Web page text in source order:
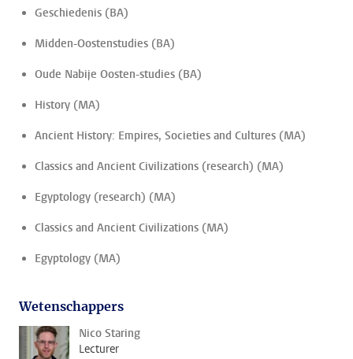
Geschiedenis (BA)
Midden-Oostenstudies (BA)
Oude Nabije Oosten-studies (BA)
History (MA)
Ancient History: Empires, Societies and Cultures (MA)
Classics and Ancient Civilizations (research) (MA)
Egyptology (research) (MA)
Classics and Ancient Civilizations (MA)
Egyptology (MA)
Wetenschappers
Nico Staring
Lecturer